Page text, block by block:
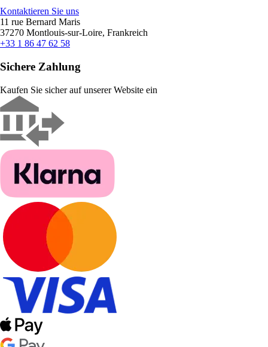
Kontaktieren Sie uns
11 rue Bernard Maris
37270 Montlouis-sur-Loire, Frankreich
+33 1 86 47 62 58
Sichere Zahlung
Kaufen Sie sicher auf unserer Website ein